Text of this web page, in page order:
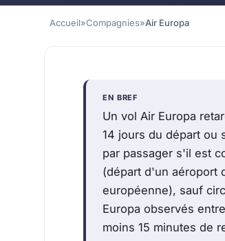
Accueil»Compagnies»Air Europa
EN BREF
Un vol Air Europa
14 jours du départ ou
par passager s'il est
(départ d'un aéroport
européenne), sauf
Europa observés
moins 15 minutes de